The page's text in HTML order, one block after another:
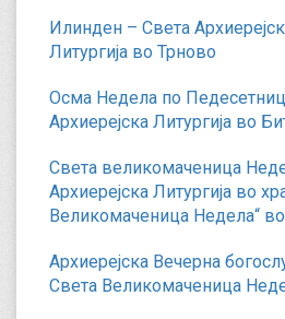
Илинден – Света
Литургија во Трново
Осма Недела по
Архиерејска Литургија во
Света великомаченица
Архиерејска Литургија во
Великомаченица Недела“
Архиерејска Вечерна
Света Великомаченица